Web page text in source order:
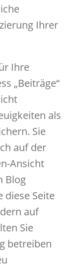
Ihrer
Ihre
„Beiträge“
als
Sie
auf der
Ansicht
Blog
diese Seite
auf
Sie
betreiben